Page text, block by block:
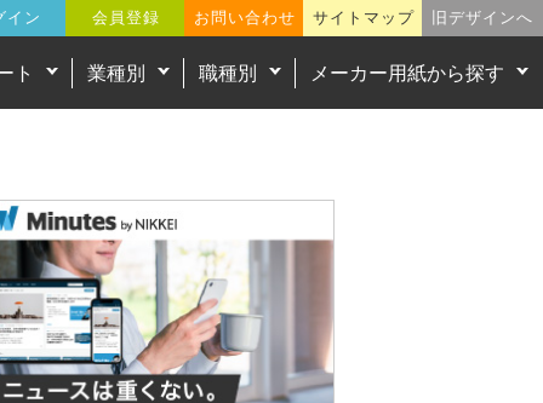
イン 会員登録 お問い合わせ サイトマップ 旧デザインへ
ト 業種別 職種別 メーカー用紙から探す